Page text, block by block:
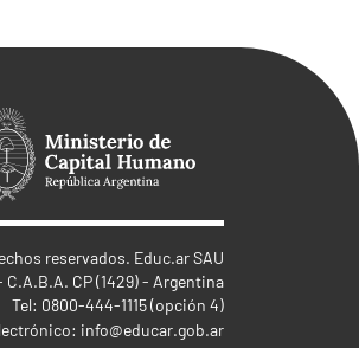
reservados. Educ.ar SAU
C.A.B.A. CP (1429) - Argentina
Tel: 0800-444-1115 (opción 4)
info@educar.gob.ar